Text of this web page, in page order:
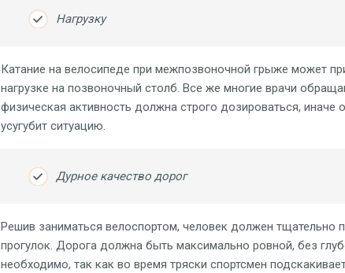
Нагрузку
Катание на велосипеде при межпозвоночной грыже может
нагрузке на позвоночный столб. Все же многие врачи
физическая активность должна строго дозироваться, иначе
усугубит ситуацию.
Дурное качество дорог
Решив заниматься велоспортом, человек должен тщательно
прогулок. Дорога должна быть максимально ровной, без
необходимо, так как во время тряски спортсмен